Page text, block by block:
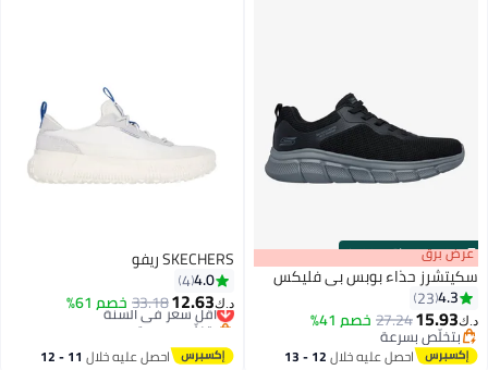
00m:00s
·باقي 100%
4
عرض برق
سكيتشرز حذاء بوبس بي فليكس
4.3
23
د.ك‏15.93
27.24خصم 41%
بتخلّص بسرعة
بتخلّص بسرعةاحصل عليه خلال 12 - 13
SKECHERS ريفو
4.0
4
د.ك‏12.63
33.18خصم 61%
أقل سعر في السنة
بتخلّص بسرعة
أقل سعر في السنة
احصل عليه خلال 11 - 12